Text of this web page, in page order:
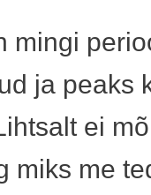
mingi
ja peaks
ei
miks me